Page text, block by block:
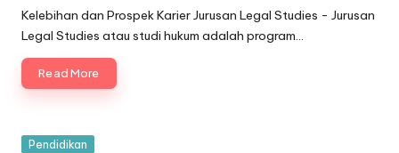
by
Kelebihan dan Prospek Karier Jurusan Legal Studies - Jurusan
Legal Studies atau studi hukum adalah program…
Read More
Posted
Pendidikan